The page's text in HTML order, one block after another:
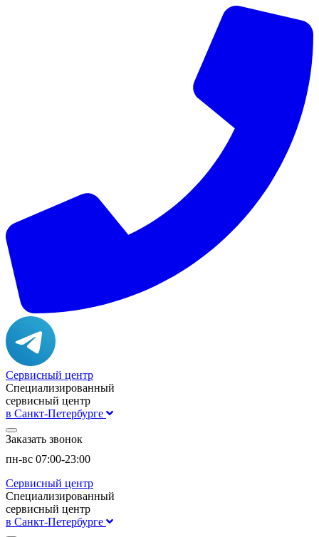
Сервисный центр
Специализированный
сервисный центр
в Санкт-Петербурге
Заказать звонок
пн-вс 07:00-23:00
Сервисный центр
Специализированный
сервисный центр
в Санкт-Петербурге